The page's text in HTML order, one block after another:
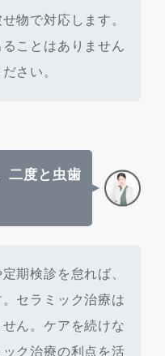
物で対応します。
ことはありません
さい。
二度と虫歯
期検診を怠れば、
セラミック治療は
ん。ケアを続けな
ク治療の利点を活